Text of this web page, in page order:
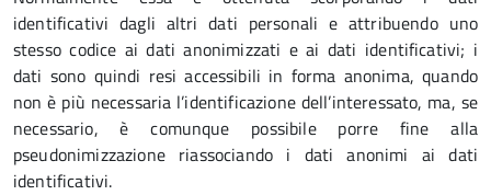
identificativi dagli altri dati personali e attribuendo uno
stesso codice ai dati anonimizzati e ai dati identificativi; i
dati sono quindi resi accessibili in forma anonima, quando
non è più necessaria l’identificazione dell’interessato, ma, se
necessario, è comunque possibile porre fine alla
pseudonimizzazione riassociando i dati anonimi ai dati
identificativi.